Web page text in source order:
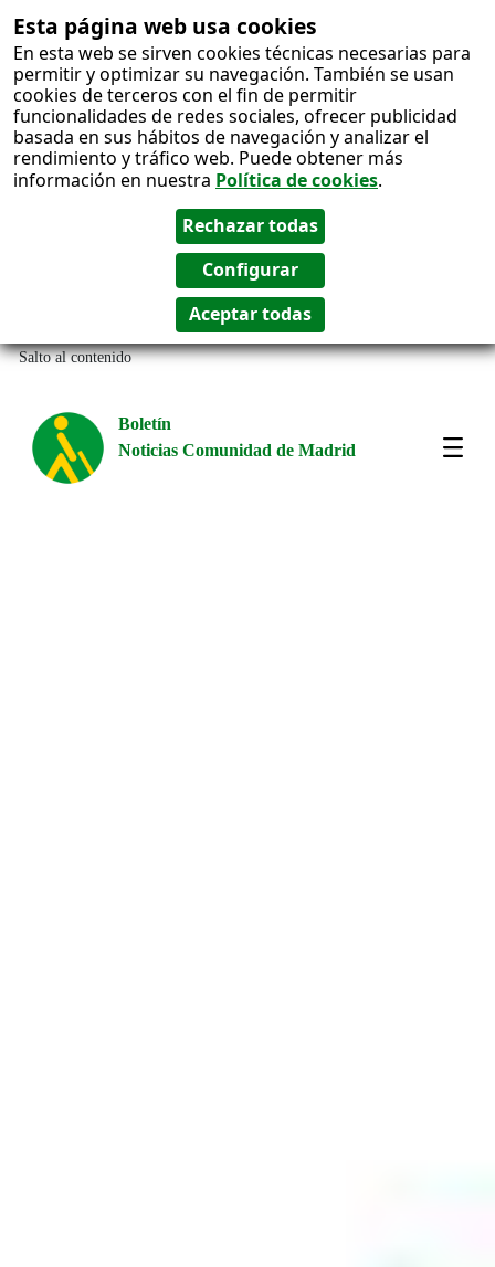
Esta página web usa cookies
En esta web se sirven cookies técnicas necesarias para
permitir y optimizar su navegación. También se usan
cookies de terceros con el fin de permitir
funcionalidades de redes sociales, ofrecer publicidad
basada en sus hábitos de navegación y analizar el
rendimiento y tráfico web. Puede obtener más
información en nuestra Política de cookies.
Salto al contenido
Boletín
Noticias Comunidad de Madrid